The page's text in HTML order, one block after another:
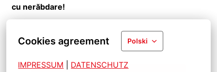
Cookies agreement Polski
IMPRESSUM DATENSCHUTZ
cu nerăbdare!